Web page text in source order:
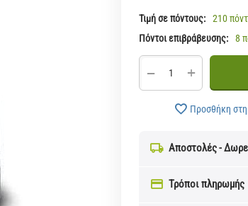
Τιμή σε πόντους:
210
Πόντοι επιβράβευσης:
8
+
−
Προσθήκη
Αποστολές -
Τρόποι πληρωμής